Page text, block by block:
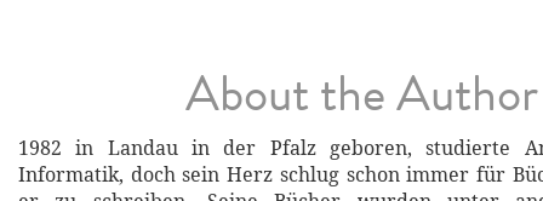
About the Author
1982 in Landau in der Pfalz geboren, studierte
Informatik, doch sein Herz schlug schon immer für